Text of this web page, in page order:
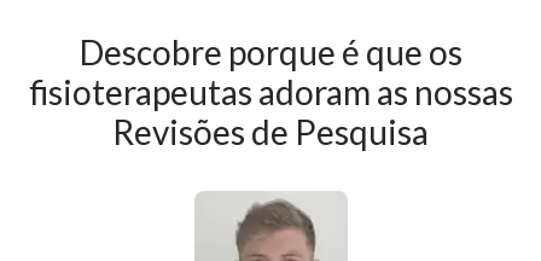
Descobre porque é que os
fisioterapeutas adoram as nossas
Revisões de Pesquisa